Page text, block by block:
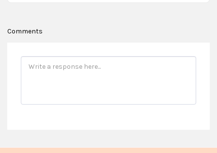
Comments